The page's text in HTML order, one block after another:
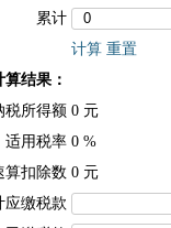
累计
计算 重置
算结果：
税所得额 0 元
适用税率 0 %
算扣除数 0 元
应缴税款